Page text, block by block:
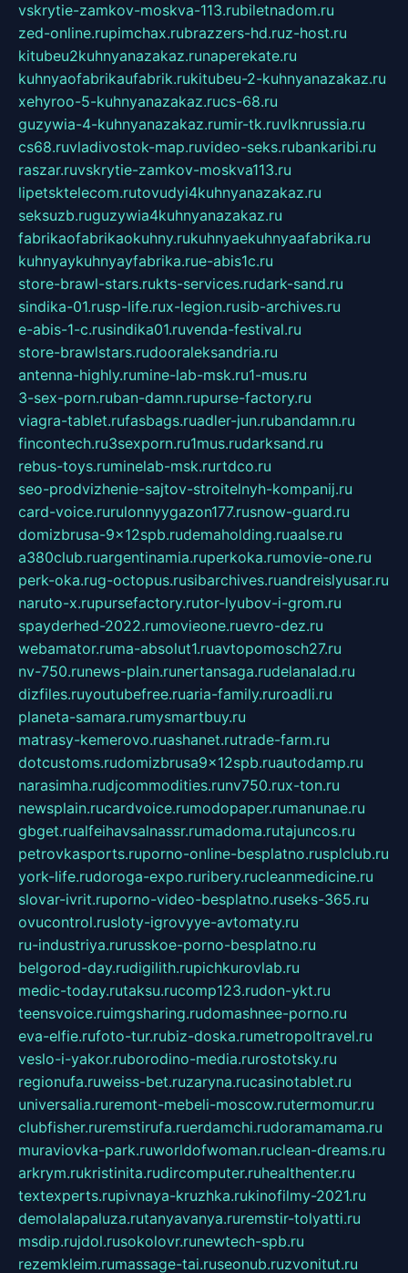
vskrytie-zamkov-moskva-113.rubiletnadom.ru
zed-online.rupimchax.rubrazzers-hd.ruz-host.ru
kitubeu2kuhnyanazakaz.runaperekate.ru
kuhnyaofabrikaufabrik.rukitubeu-2-kuhnyanazakaz.ru
xehyroo-5-kuhnyanazakaz.rucs-68.ru
guzywia-4-kuhnyanazakaz.rumir-tk.ruvlknrussia.ru
cs68.ruvladivostok-map.ruvideo-seks.rubankaribi.ru
raszar.ruvskrytie-zamkov-moskva113.ru
lipetsktelecom.rutovudyi4kuhnyanazakaz.ru
seksuzb.ruguzywia4kuhnyanazakaz.ru
fabrikaofabrikaokuhny.rukuhnyaekuhnyaafabrika.ru
kuhnyaykuhnyayfabrika.rue-abis1c.ru
store-brawl-stars.rukts-services.rudark-sand.ru
sindika-01.rusp-life.rux-legion.rusib-archives.ru
e-abis-1-c.rusindika01.ruvenda-festival.ru
store-brawlstars.rudooraleksandria.ru
antenna-highly.rumine-lab-msk.ru1-mus.ru
3-sex-porn.ruban-damn.rupurse-factory.ru
viagra-tablet.rufasbags.ruadler-jun.rubandamn.ru
fincontech.ru3sexporn.ru1mus.rudarksand.ru
rebus-toys.ruminelab-msk.rurtdco.ru
seo-prodvizhenie-sajtov-stroitelnyh-kompanij.ru
card-voice.rurulonnyygazon177.rusnow-guard.ru
domizbrusa-9x12spb.rudemaholding.ruaalse.ru
a380club.ruargentinamia.ruperkoka.rumovie-one.ru
perk-oka.rug-octopus.rusibarchives.ruandreislyusar.ru
naruto-x.rupursefactory.rutor-lyubov-i-grom.ru
spayderhed-2022.rumovieone.ruevro-dez.ru
webamator.ruma-absolut1.ruavtopomosch27.ru
nv-750.runews-plain.runertansaga.rudelanalad.ru
dizfiles.ruyoutubefree.ruaria-family.ruroadli.ru
planeta-samara.rumysmartbuy.ru
matrasy-kemerovo.ruashanet.rutrade-farm.ru
dotcustoms.rudomizbrusa9x12spb.ruautodamp.ru
narasimha.rudjcommodities.runv750.rux-ton.ru
newsplain.rucardvoice.rumodopaper.rumanunae.ru
gbget.rualfeihavsalnassr.rumadoma.rutajuncos.ru
petrovkasports.ruporno-online-besplatno.rusplclub.ru
york-life.rudoroga-expo.ruribery.rucleanmedicine.ru
slovar-ivrit.ruporno-video-besplatno.ruseks-365.ru
ovucontrol.rusloty-igrovyye-avtomaty.ru
ru-industriya.rurusskoe-porno-besplatno.ru
belgorod-day.rudigilith.rupichkurovlab.ru
medic-today.rutaksu.rucomp123.rudon-ykt.ru
teensvoice.ruimgsharing.rudomashnee-porno.ru
eva-elfie.rufoto-tur.rubiz-doska.rumetropoltravel.ru
veslo-i-yakor.ruborodino-media.rurostotsky.ru
regionufa.ruweiss-bet.ruzaryna.rucasinotablet.ru
universalia.ruremont-mebeli-moscow.rutermomur.ru
clubfisher.ruremstirufa.ruerdamchi.rudoramamama.ru
muraviovka-park.ruworldofwoman.ruclean-dreams.ru
arkrym.rukristinita.rudircomputer.ruhealthenter.ru
textexperts.rupivnaya-kruzhka.rukinofilmy-2021.ru
demolalapaluza.rutanyavanya.ruremstir-tolyatti.ru
msdip.rujdol.rusokolovr.runewtech-spb.ru
rezemkleim.rumassage-tai.ruseonub.ruzvonitut.ru